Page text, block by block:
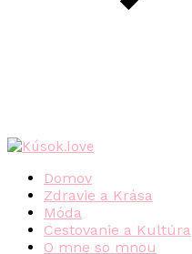
Domov
Zdravie a Krása
Móda
Cestovanie a Kultúra
O mne so mnou